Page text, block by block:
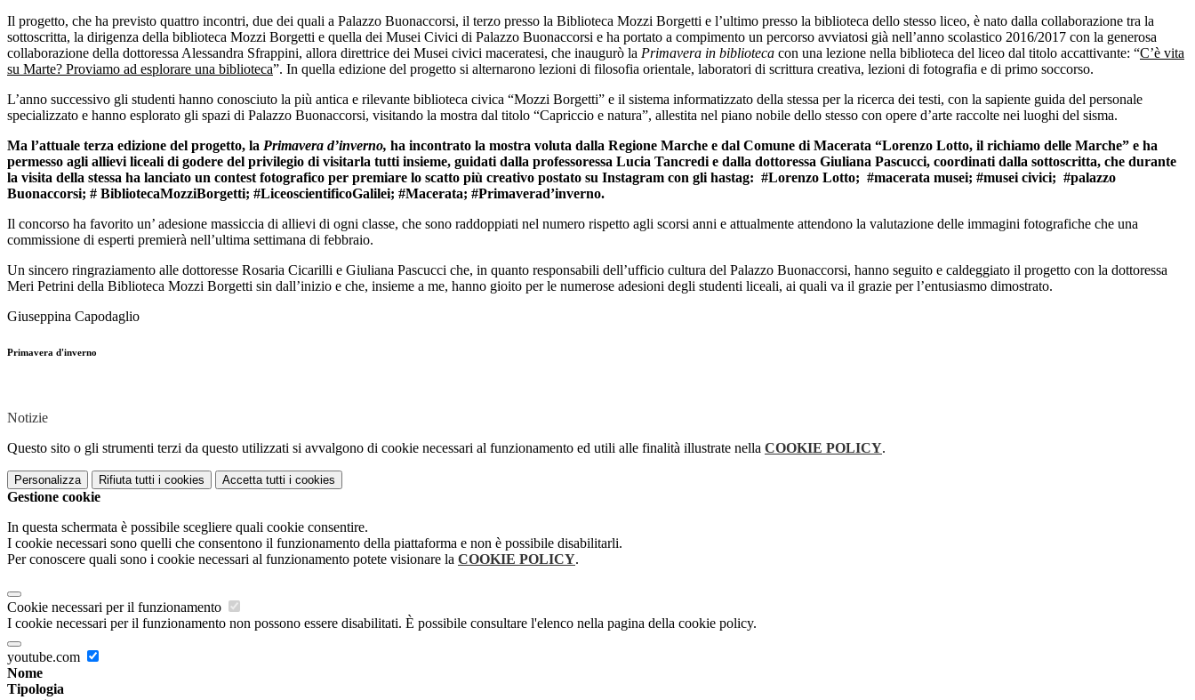
Il progetto, che ha previsto quattro incontri, due dei quali a Palazzo Buonaccorsi, il terzo presso la Biblioteca Mozzi Borgetti e l’ultimo presso la biblioteca dello stesso liceo, è nato dalla collaborazione tra la
sottoscritta, la dirigenza della biblioteca Mozzi Borgetti e quella dei Musei Civici di Palazzo Buonaccorsi e ha portato a compimento un percorso avviatosi già nell’anno scolastico 2016/2017 con la generosa
collaborazione della dottoressa Alessandra Sfrappini, allora direttrice dei Musei civici maceratesi, che inaugurò la Primavera in biblioteca con una lezione nella biblioteca del liceo dal titolo accattivante: “C’è vita
su Marte? Proviamo ad esplorare una biblioteca”. In quella edizione del progetto si alternarono lezioni di filosofia orientale, laboratori di scrittura creativa, lezioni di fotografia e di primo soccorso.
L’anno successivo gli studenti hanno conosciuto la più antica e rilevante biblioteca civica “Mozzi Borgetti” e il sistema informatizzato della stessa per la ricerca dei testi, con la sapiente guida del personale
specializzato e hanno esplorato gli spazi di Palazzo Buonaccorsi, visitando la mostra dal titolo “Capriccio e natura”, allestita nel piano nobile dello stesso con opere d’arte raccolte nei luoghi del sisma.
Ma l’attuale terza edizione del progetto, la Primavera d’inverno, ha incontrato la mostra voluta dalla Regione Marche e dal Comune di Macerata “Lorenzo Lotto, il richiamo delle Marche” e ha
permesso agli allievi liceali di godere del privilegio di visitarla tutti insieme, guidati dalla professoressa Lucia Tancredi e dalla dottoressa Giuliana Pascucci, coordinati dalla sottoscritta, che durante
la visita della stessa ha lanciato un contest fotografico per premiare lo scatto più creativo postato su Instagram con gli hastag: #Lorenzo Lotto; #macerata musei; #musei civici; #palazzo
Buonaccorsi; # BibliotecaMozziBorgetti; #LiceoscientificoGalilei; #Macerata; #Primaverad’inverno.
Il concorso ha favorito un’ adesione massiccia di allievi di ogni classe, che sono raddoppiati nel numero rispetto agli scorsi anni e attualmente attendono la valutazione delle immagini fotografiche che una
commissione di esperti premierà nell’ultima settimana di febbraio.
Un sincero ringraziamento alle dottoresse Rosaria Cicarilli e Giuliana Pascucci che, in quanto responsabili dell’ufficio cultura del Palazzo Buonaccorsi, hanno seguito e caldeggiato il progetto con la dottoressa
Meri Petrini della Biblioteca Mozzi Borgetti sin dall’inizio e che, insieme a me, hanno gioito per le numerose adesioni degli studenti liceali, ai quali va il grazie per l’entusiasmo dimostrato.
Giuseppina Capodaglio
Primavera d'inverno
Notizie
Questo sito o gli strumenti terzi da questo utilizzati si avvalgono di cookie necessari al funzionamento ed utili alle finalità illustrate nella COOKIE POLICY.
Personalizza Rifiuta tutti i cookies Accetta tutti i cookies
Gestione cookie
In questa schermata è possibile scegliere quali cookie consentire.
I cookie necessari sono quelli che consentono il funzionamento della piattaforma e non è possibile disabilitarli.
Per conoscere quali sono i cookie necessari al funzionamento potete visionare la COOKIE POLICY.
Cookie necessari per il funzionamento
I cookie necessari per il funzionamento non possono essere disabilitati. È possibile consultare l'elenco nella pagina della cookie policy.
youtube.com
Nome
Tipologia